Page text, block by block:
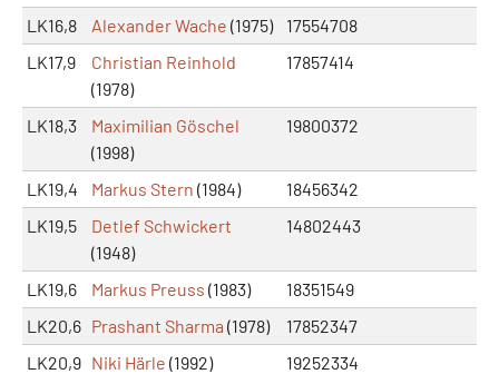
LK16,8
Alexander Wache (1975)
17554708
LK17,9
Christian Reinhold
(1978)
17857414
LK18,3
Maximilian Göschel
(1998)
19800372
LK19,4 Markus Stern (1984)
18456342
LK19,5
Detlef Schwickert
(1948)
14802443
LK19,6 Markus Preuss (1983)
18351549
LK20,6 Prashant Sharma (1978)
17852347
LK20,9 Niki Härle (1992)
19252334